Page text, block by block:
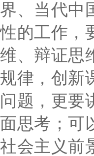
界、当代中
性的工作，
维、辩证思
规律，创新
问题，更要
面思考；可
社会主义前